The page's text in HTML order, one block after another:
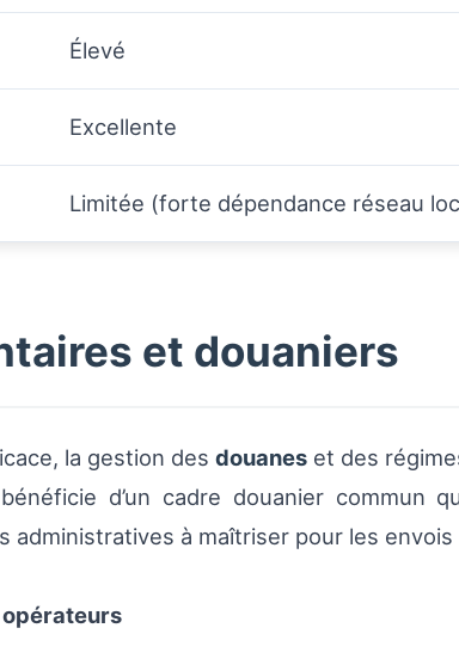
Élevé
Excellente
Limitée (forte dépendance réseau
et douaniers
la gestion desdouanes et des
d’un cadre douanier
administratives à maîtriser pour les